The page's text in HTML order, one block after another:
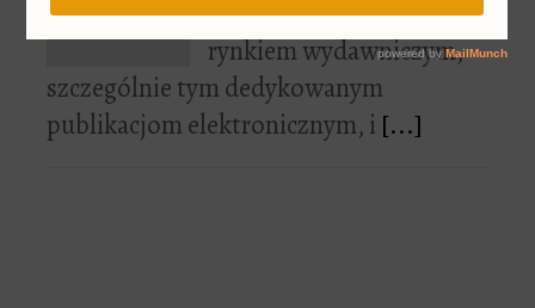
Ponieważ interesuję się
rynkiem wydawniczym,
szczególnie tym dedykowanym
publikacjom elektronicznym, i [...]